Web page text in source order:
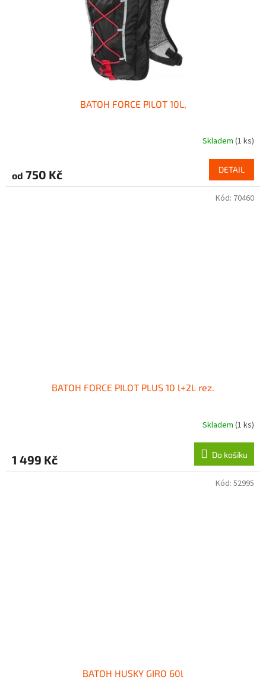
BATOH FORCE PILOT 10L,
Skladem (1 ks)
od 750 Kč DETAIL
BATOH FORCE PILOT PLUS 10 l+2L rez.
Skladem (1 ks)
1 499 Kč Do košíku
Kód: 70460
BATOH HUSKY GIRO 60l
Kód: 52995